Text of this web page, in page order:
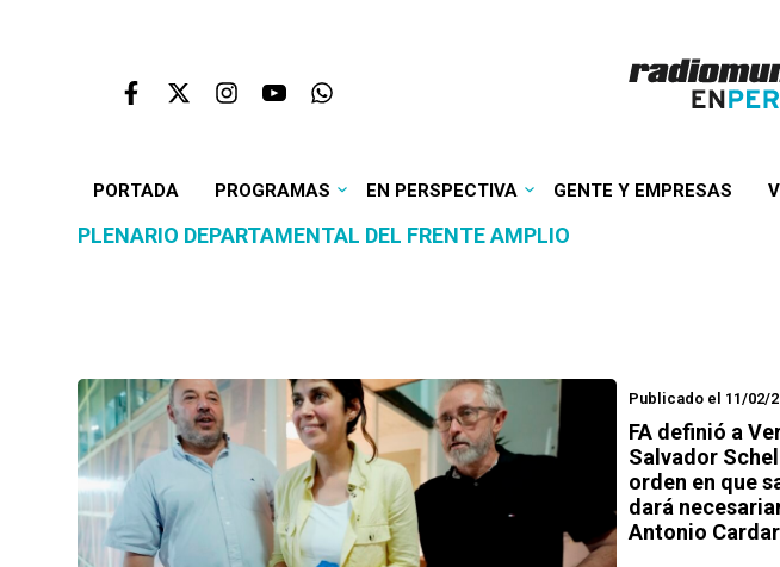
PORTADA PROGRAMAS EN PERSPECTIVA GENTE Y EMPRESAS
PLENARIO DEPARTAMENTAL DEL FRENTE AMPLIO
Publicado el 11/02/
FA definió a
Salvador
orden en que
dará
Antonio